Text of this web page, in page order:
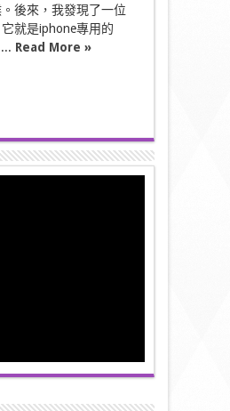
後來，我發現了一位
它就是iphone專用的
Read More »